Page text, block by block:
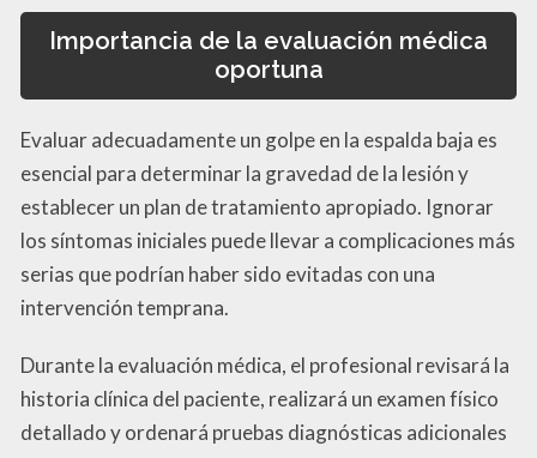
Importancia de la evaluación médica
oportuna
Evaluar adecuadamente un golpe en la espalda baja es
esencial para determinar la gravedad de la lesión y
establecer un plan de tratamiento apropiado. Ignorar
los síntomas iniciales puede llevar a complicaciones más
serias que podrían haber sido evitadas con una
intervención temprana.
Durante la evaluación médica, el profesional revisará la
historia clínica del paciente, realizará un examen físico
detallado y ordenará pruebas diagnósticas adicionales